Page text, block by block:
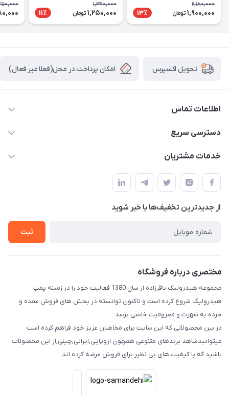
2,180,000
1,900,000 تومان 13٪
1,390,000
1,250,000 تومان 11٪
تحویل اکسپرس امکان پرداخت در محل(فعلا غیر فعال)
اطلاعات تماس
04432336021
دسترسی سریع
حساب کاربری
لیست محصولات
درباره ما
خدمات مشتریان
قوانین و مقررات
حریم خصوصی
راهنما
از جدید‌ترین تخفیف‌ها با‌ خبر شوید
ثبت
مختصری درباره فروشگاه
مجموعه هیدرولیک باقرزاده از سال 1380 فعالیت خود را در زمینه پمپ
هیدرولیک شروع کرده است و تاکنون توانسته در بخش های فروش عمده و
خرده به شهرت و معروفیت خاصی برسد.
در بین محصولاتی که این سایت برای مخاطبان عزیز خود فراهم کرده است
میتوانیدشاهد برندهای متنوعی همچون اروپایی,ایرانی,چینی,از این محصولات
باشید که با کیفیت های بی نظیر برای فروش عرضه کرده اند.